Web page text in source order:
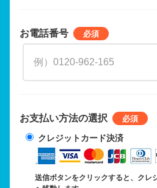
お電話番号
お支払い方法の選択
クレジットカード決済
送信ボタンをクリックすると、クレ